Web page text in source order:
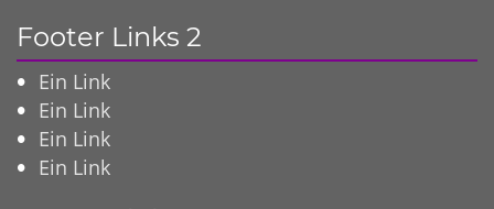
Footer Links 2
Ein Link
Ein Link
Ein Link
Ein Link